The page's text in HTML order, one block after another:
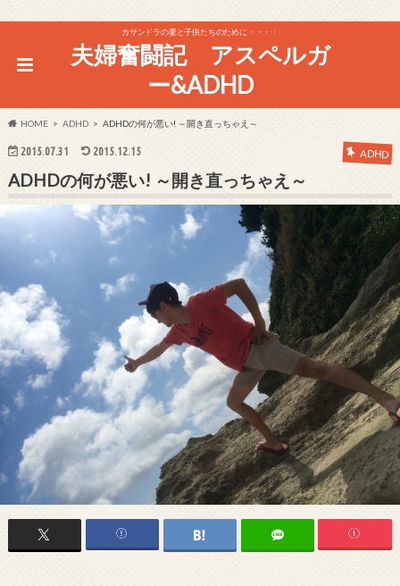
カサンドラの妻と子供たちのために・・・・
夫婦奮闘記 アスペルガ
ー&ADHD
HOME ADHD ADHDの何が悪い! ～開き直っちゃえ～
2015.07.31 2015.12.15 ADHD
ADHDの何が悪い! ～開き直っちゃえ～